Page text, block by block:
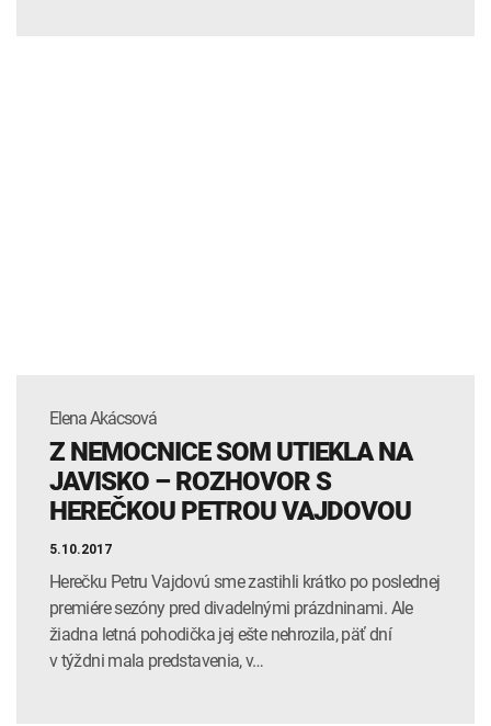
Elena Akácsová
Z NEMOCNICE SOM UTIEKLA NA
JAVISKO – ROZHOVOR S
HEREČKOU PETROU VAJDOVOU
5.10.2017
Herečku Petru Vajdovú sme zastihli krátko po poslednej
premiére sezóny pred divadelnými prázdninami. Ale
žiadna letná pohodička jej ešte nehrozila, päť dní
v týždni mala predstavenia, v…